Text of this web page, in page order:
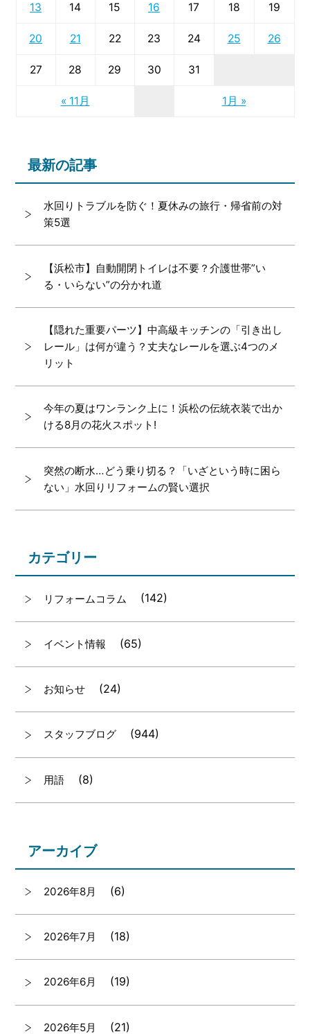
« 11月 1月 »
13 14 15 16 17 18 19
20 21 22 23 24 25 26
27 28 29 30 31
最新の記事
水回りトラブルを防ぐ！夏休みの旅行・帰省前の対
策5選
【浜松市】自動開閉トイレは不要？介護世帯”い
る・いらない”の分かれ道
【隠れた重要パーツ】中高級キッチンの「引き出し
レール」は何が違う？丈夫なレールを選ぶ4つのメ
リット
今年の夏はワンランク上に！浜松の伝統衣装で出か
ける8月の花火スポット!
突然の断水…どう乗り切る？「いざという時に困ら
ない」水回りリフォームの賢い選択
カテゴリー
リフォームコラム (142)
イベント情報 (65)
お知らせ (24)
スタッフブログ (944)
用語 (8)
アーカイブ
2026年8月 (6)
2026年7月 (18)
2026年6月 (19)
2026年5月 (21)